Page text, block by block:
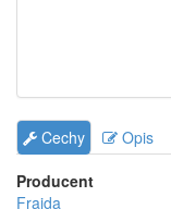
Cechy
Opis
Producent
Frajda